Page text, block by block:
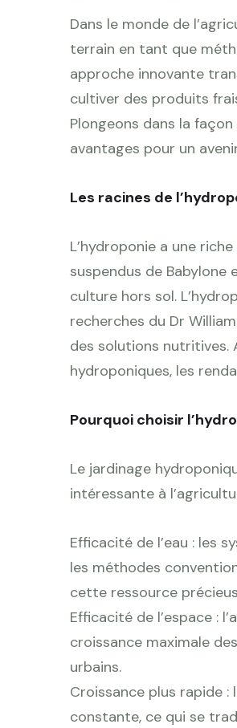
Dans le monde de
terrain en tant que
approche innovante
cultiver des produits
Plongeons dans la
avantages pour un
Les racines de
L’hydroponie a une
suspendus de
culture hors sol.
recherches du Dr
des solutions nutritives.
hydroponiques, les
Pourquoi choisir
Le jardinage
intéressante à
Efficacité de l’eau : les
les méthodes
cette ressource
Efficacité de l’espace :
croissance maximale
urbains.
Croissance plus rapide
constante, ce qui se